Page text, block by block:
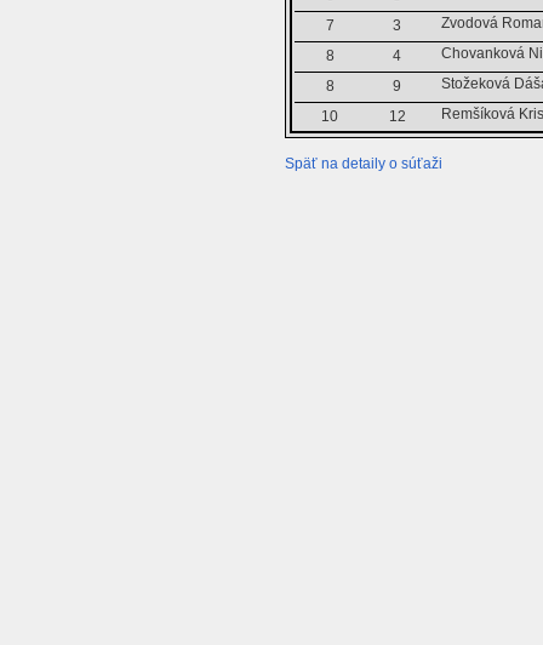
7
3
Zvodová
8
4
Chovanková
8
9
Stožeková
10
12 Remšíková
Späť na detaily o súťaži